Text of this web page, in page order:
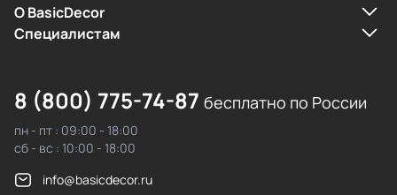
О BasicDecor
Cпециалистам
8 (800) 775-74-87 бесплатно по России
пн - пт : 09:00 - 18:00
сб - вс : 10:00 - 18:00
info@basicdecor.ru